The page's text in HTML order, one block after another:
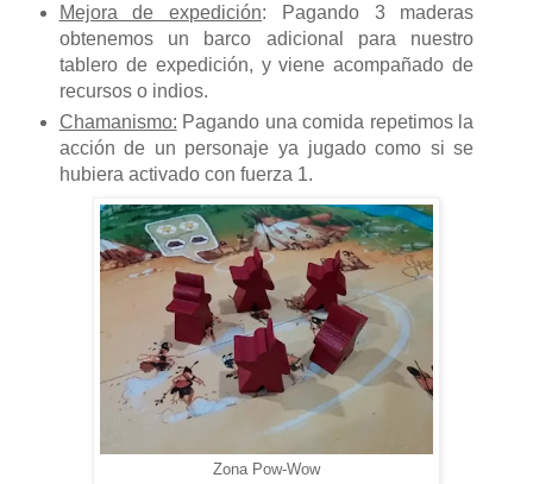
Mejora de expedición: Pagando 3 maderas
obtenemos un barco adicional para nuestro
tablero de expedición, y viene acompañado de
recursos o indios.
Chamanismo: Pagando una comida repetimos la
acción de un personaje ya jugado como si se
hubiera activado con fuerza 1.
Zona Pow-Wow